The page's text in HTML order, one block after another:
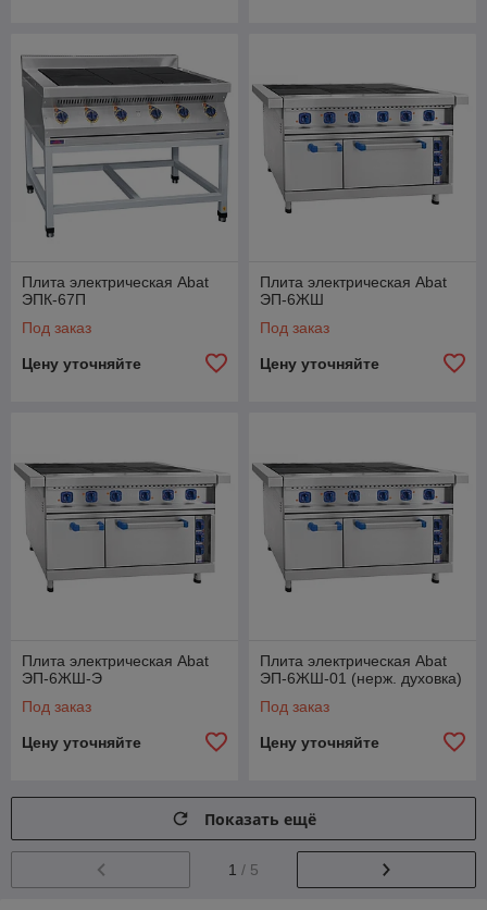
Плита электрическая Abat
ЭПК-67П
Под заказ
Цену уточняйте
Плита электрическая Abat
ЭП-6ЖШ
Под заказ
Цену уточняйте
Плита электрическая Abat
ЭП-6ЖШ-Э
Под заказ
Цену уточняйте
Плита электрическая Abat
ЭП-6ЖШ-01 (нерж. духовка)
Под заказ
Цену уточняйте
Показать ещё
1 / 5